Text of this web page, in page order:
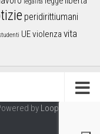
peridirittiumani
UEviolenza vita
by Looproject